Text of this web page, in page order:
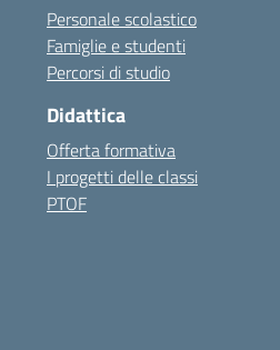
Personale scolastico
Famiglie e studenti
Percorsi di studio
Didattica
Offerta formativa
I progetti delle classi
PTOF